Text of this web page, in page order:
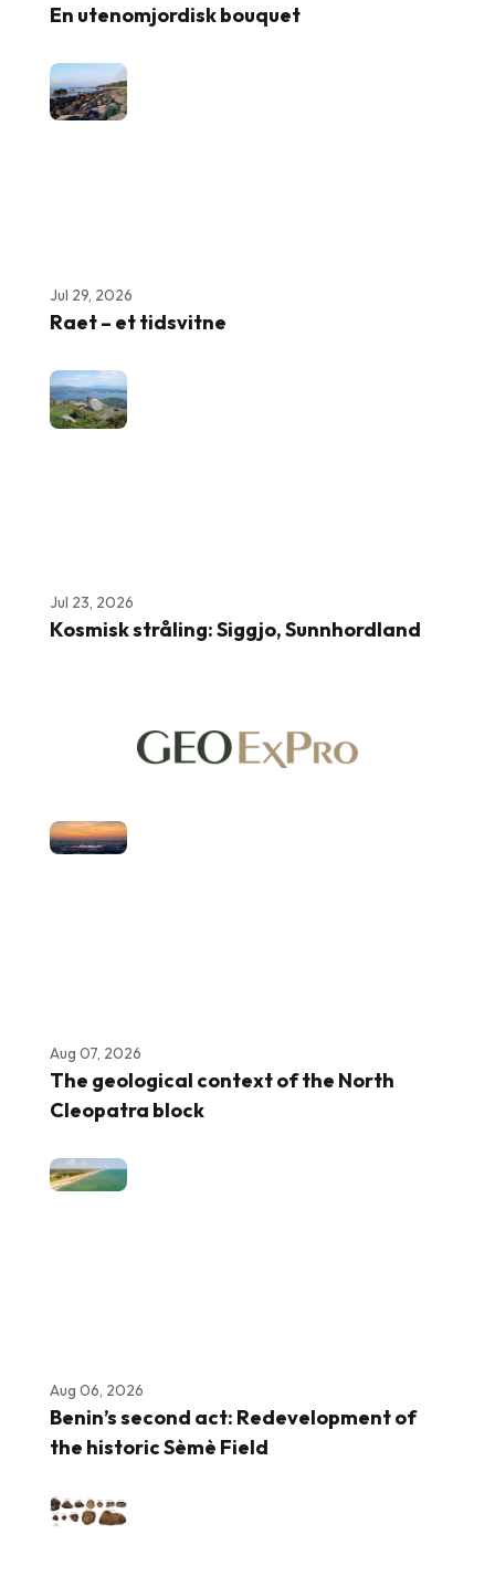
En utenomjordisk bouquet
Jul 29, 2026
Raet – et tidsvitne
Jul 23, 2026
Kosmisk stråling: Siggjo, Sunnhordland
Aug 07, 2026
The geological context of the North
Cleopatra block
Aug 06, 2026
Benin’s second act: Redevelopment of
the historic Sèmè Field